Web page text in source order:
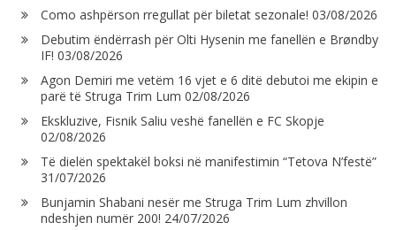
Como ashpërson rregullat për biletat sezonale! 03/08/2026
Debutim ëndërrash për Olti Hysenin me fanellën e Brøndby
IF! 03/08/2026
Agon Demiri me vetëm 16 vjet e 6 ditë debutoi me ekipin e
parë të Struga Trim Lum 02/08/2026
Ekskluzive, Fisnik Saliu veshë fanellën e FC Skopje
02/08/2026
Të dielën spektakël boksi në manifestimin “Tetova N’festë”
31/07/2026
Bunjamin Shabani nesër me Struga Trim Lum zhvillon
ndeshjen numër 200! 24/07/2026